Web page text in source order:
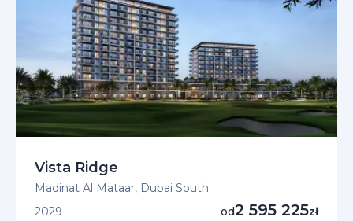
Vista Ridge
Madinat Al Mataar, Dubai South
2029
od2 595 225zł